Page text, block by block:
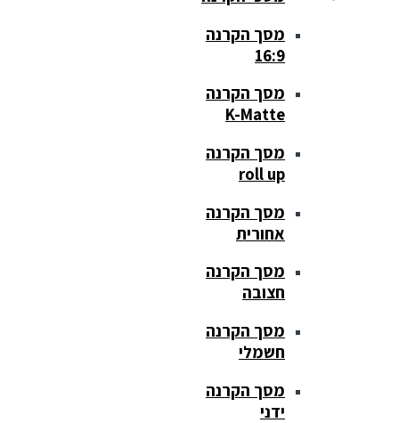
מסך הקרנה
16:9
מסך הקרנה
K-Matte
מסך הקרנה
roll up
מסך הקרנה
אחורית
מסך הקרנה
חצובה
מסך הקרנה
חשמלי
מסך הקרנה
ידני